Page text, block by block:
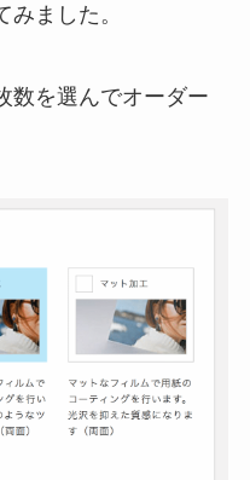
ました。
数を選んでオーダー